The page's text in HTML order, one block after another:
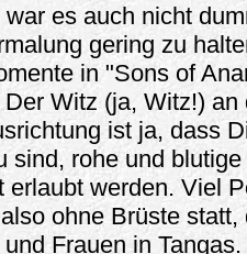
es auch nicht
gering zu
in "Sons of
Witz (ja, Witz!) an
ist ja, dass
sind, rohe und
erlaubt werden. Viel
ohne Brüste
Frauen in